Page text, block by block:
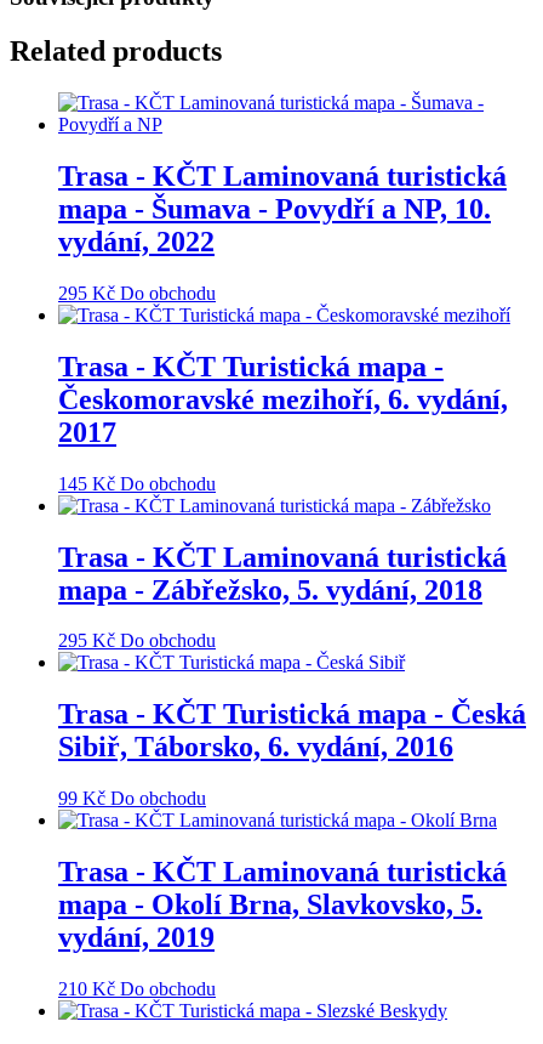
Related products
Trasa - KČT Laminovaná turistická
mapa - Šumava - Povydří a NP, 10.
vydání, 2022
295 Kč Do obchodu
Trasa - KČT Turistická mapa -
Českomoravské mezihoří, 6. vydání,
2017
145 Kč Do obchodu
Trasa - KČT Laminovaná turistická
mapa - Zábřežsko, 5. vydání, 2018
295 Kč Do obchodu
Trasa - KČT Turistická mapa - Česká
Sibiř, Táborsko, 6. vydání, 2016
99 Kč Do obchodu
Trasa - KČT Laminovaná turistická
mapa - Okolí Brna, Slavkovsko, 5.
vydání, 2019
210 Kč Do obchodu